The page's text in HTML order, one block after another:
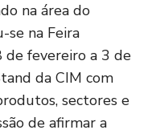
na área do
na Feira
de fevereiro a 3 de
da CIM com
sectores e
de afirmar a